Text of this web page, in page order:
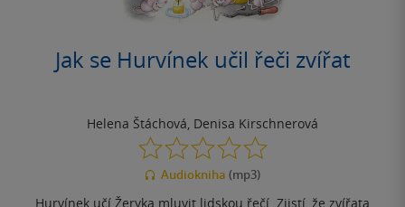
Jak se Hurvínek učil řeči zvířat
Helena Štáchová, Denisa Kirschnerová
0.0
z
5
Audiokniha (mp3)
Hurvínek učí Žeryka mluvit lidskou řečí. Zjistí, že zvířata